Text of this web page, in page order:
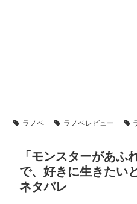
ラノベ ラノベレビュー
「モンスターがあふ
で、好きに生きたい
ネタバレ